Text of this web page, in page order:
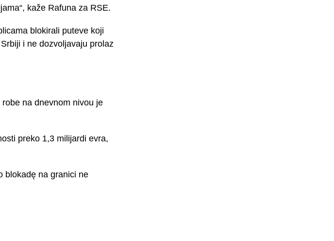
kaže Rafuna za RSE.
blokirali puteve koji
i ne dozvoljavaju prolaz
na dnevnom nivou je
preko 1,3 milijardi evra,
blokadę na granici ne